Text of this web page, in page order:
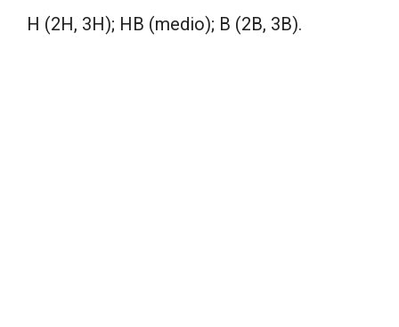
H (2H, 3H); HB (medio); B (2B, 3B).